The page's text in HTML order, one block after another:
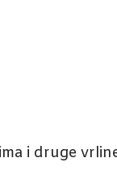
i druge